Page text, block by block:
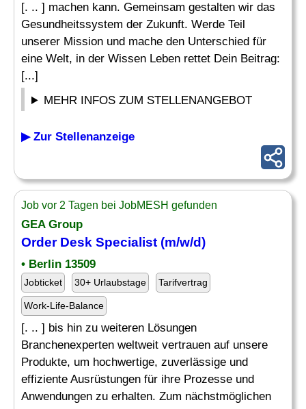
[. .. ] machen kann. Gemeinsam gestalten wir das
Gesundheitssystem der Zukunft. Werde Teil
unserer Mission und mache den Unterschied für
eine Welt, in der Wissen Leben rettet Dein Beitrag:
[...]
MEHR INFOS ZUM STELLENANGEBOT
▶ Zur Stellenanzeige
Job vor 2 Tagen bei JobMESH gefunden
GEA Group
OrderDesk Specialist (m/w/d)
• Berlin 13509
Jobticket 30+ Urlaubstage Tarifvertrag
Work-Life-Balance
[. .. ] bis hin zu weiteren Lösungen
Branchenexperten weltweit vertrauen auf unsere
Produkte, um hochwertige, zuverlässige und
effiziente Ausrüstungen für ihre Prozesse und
Anwendungen zu erhalten. Zum nächstmöglichen